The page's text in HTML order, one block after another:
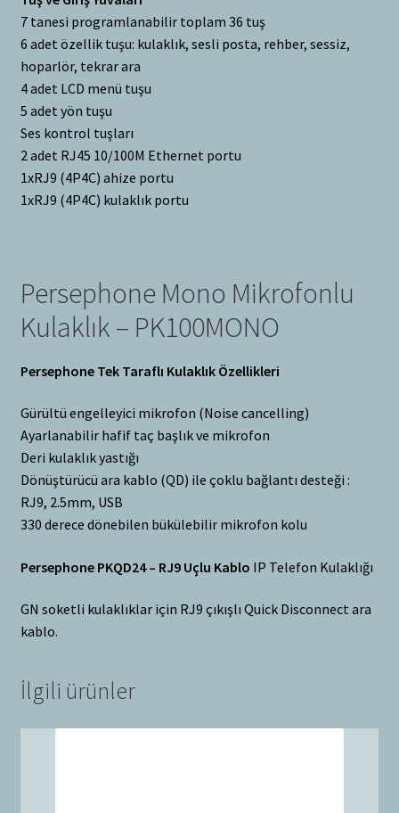
7 tanesi programlanabilir toplam 36 tuş
6 adet özellik tuşu: kulaklık, sesli posta, rehber, sessiz,
hoparlör, tekrar ara
4 adet LCD menü tuşu
5 adet yön tuşu
Ses kontrol tuşları
2 adet RJ45 10/100M Ethernet portu
1xRJ9 (4P4C) ahize portu
1xRJ9 (4P4C) kulaklık portu
Persephone Mono Mikrofonlu
Kulaklık – PK100MONO
Persephone Tek Taraflı Kulaklık Özellikleri
Gürültü engelleyici mikrofon (Noise cancelling)
Ayarlanabilir hafif taç başlık ve mikrofon
Deri kulaklık yastığı
Dönüştürücü ara kablo (QD) ile çoklu bağlantı desteği :
RJ9, 2.5mm, USB
330 derece dönebilen bükülebilir mikrofon kolu
Persephone PKQD24 – RJ9 Uçlu Kablo IP Telefon Kulaklığı
GN soketli kulaklıklar için RJ9 çıkışlı Quick Disconnect ara
kablo.
İlgili ürünler